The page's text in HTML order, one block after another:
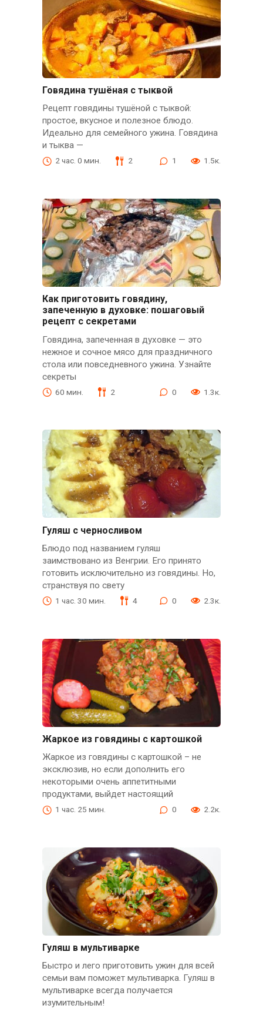
Говядина тушёная с тыквой
Рецепт говядины тушёной с тыквой:
простое, вкусное и полезное блюдо.
Идеально для семейного ужина. Говядина
и тыква —
2 час. 0 мин. 2 1 1.5к.
Как приготовить говядину,
запеченную в духовке: пошаговый
рецепт с секретами
Говядина, запеченная в духовке — это
нежное и сочное мясо для праздничного
стола или повседневного ужина. Узнайте
секреты
60 мин. 2 0 1.3к.
Гуляш с черносливом
Блюдо под названием гуляш
заимствовано из Венгрии. Его принято
готовить исключительно из говядины. Но,
странствуя по свету
1 час. 30 мин. 4 0 2.3к.
Жаркое из говядины с картошкой
Жаркое из говядины с картошкой – не
эксклюзив, но если дополнить его
некоторыми очень аппетитными
продуктами, выйдет настоящий
1 час. 25 мин. 0 2.2к.
Гуляш в мультиварке
Быстро и лего приготовить ужин для всей
семьи вам поможет мультиварка. Гуляш в
мультиварке всегда получается
изумительным!